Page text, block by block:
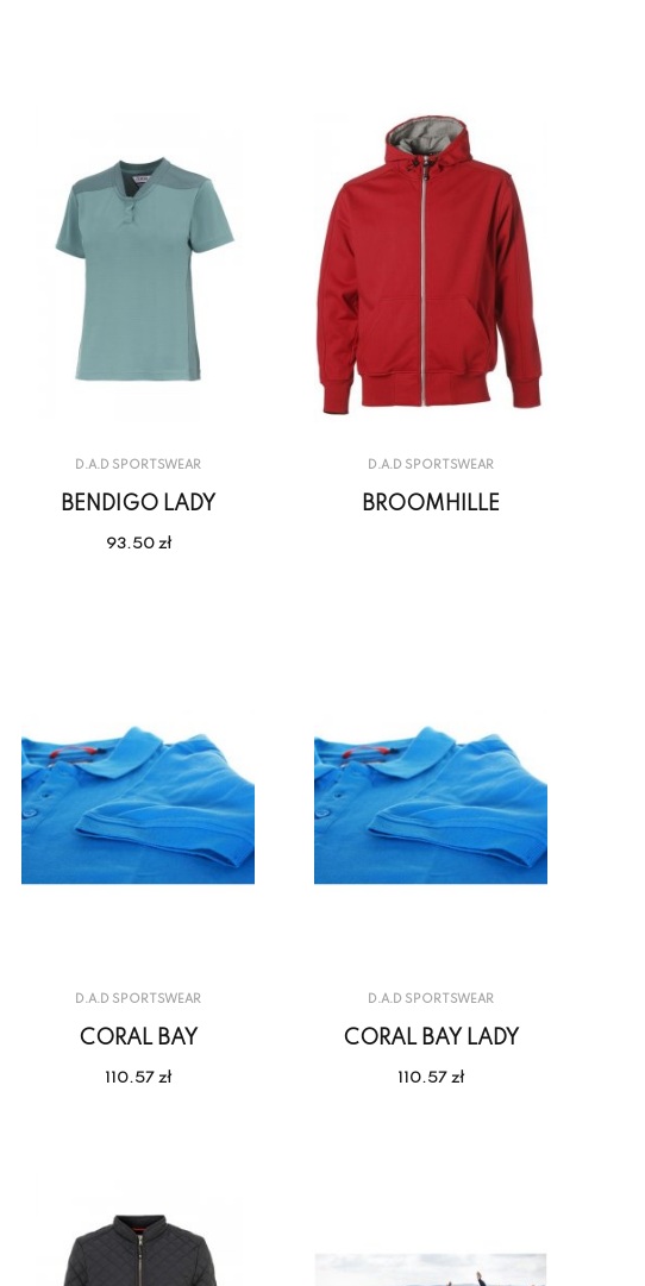
D.A.D SPORTSWEAR
BENDIGO LADY
93.50 zł
D.A.D SPORTSWEAR
BROOMHILLE
D.A.D SPORTSWEAR
CORAL BAY
110.57 zł
D.A.D SPORTSWEAR
CORAL BAY LADY
110.57 zł